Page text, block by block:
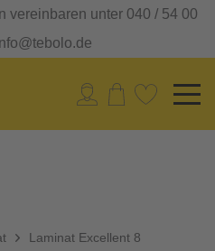
vereinbaren unter 040 / 54 00
Laminat Excellent 8